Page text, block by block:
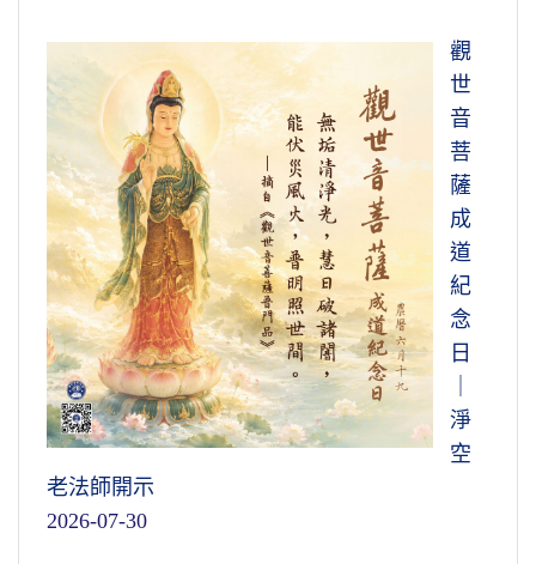
觀
世
音
菩
薩
成
道
紀
念
日
淨
空
老法師開示
2026-07-30